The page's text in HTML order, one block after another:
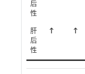
后
性
肝
后
性
↑ ↑